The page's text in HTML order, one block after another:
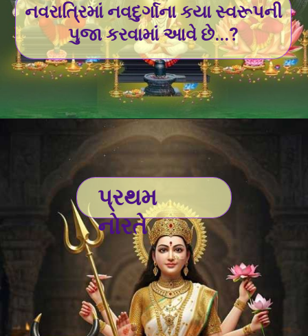
નવરાત્રિમાં નવદુર્ગાના કયા સ્વરૂપની
પુજા કરવામાં આવે છે...?
પ્રથમ
નોરતે